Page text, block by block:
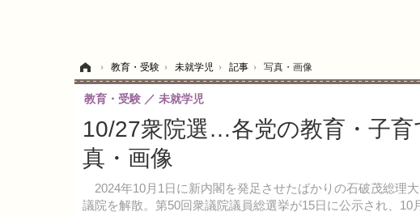
› 教育・受験 › 未就学児 › 記事 › 写真・画像
10/27衆院選…各党の教育・子
真・画像
2024年10月1日に新内閣を発足させたばかりの石破茂総理
議院を解散。第50回衆議院議員総選挙が15日に公示され、
教育・受験 未就学児